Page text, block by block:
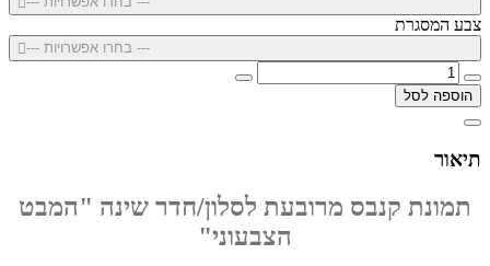
צבע המסגרת
--- בחרו אפשרויות ---
הוספה לסל
תיאור
תמונת קנבס מרובעת לסלון/חדר שינה "המבט
הצבעוני"